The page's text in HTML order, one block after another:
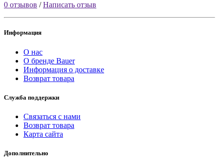
0 отзывов /Написать отзыв
Информация
О нас
О бренде Bauer
Информация о доставке
Возврат товара
Служба поддержки
Связаться с нами
Возврат товара
Карта сайта
Дополнительно